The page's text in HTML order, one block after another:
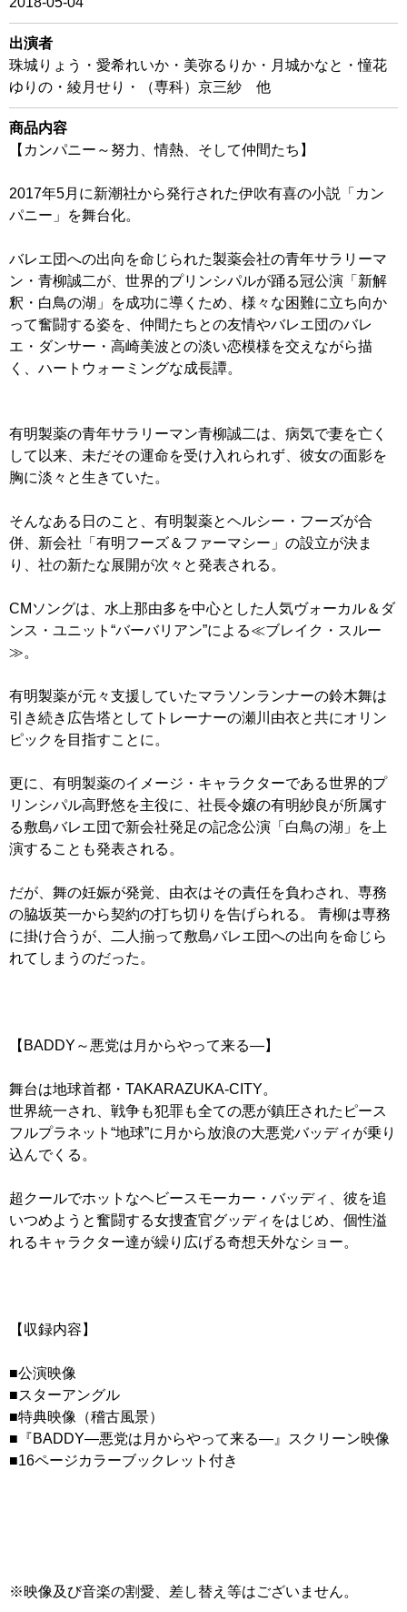
出演者
珠城りょう・愛希れいか・美弥るりか・月城かなと・憧花
ゆりの・綾月せり・（専科）京三紗 他
商品内容
【カンパニー～努力、情熱、そして仲間たち】
2017年5月に新潮社から発行された伊吹有喜の小説「カン
パニー」を舞台化。
バレエ団への出向を命じられた製薬会社の青年サラリーマ
ン・青柳誠二が、世界的プリンシパルが踊る冠公演「新解
釈・白鳥の湖」を成功に導くため、様々な困難に立ち向か
って奮闘する姿を、仲間たちとの友情やバレエ団のバレ
エ・ダンサー・高崎美波との淡い恋模様を交えながら描
く、ハートウォーミングな成長譚。
有明製薬の青年サラリーマン青柳誠二は、病気で妻を亡く
して以来、未だその運命を受け入れられず、彼女の面影を
胸に淡々と生きていた。
そんなある日のこと、有明製薬とヘルシー・フーズが合
併、新会社「有明フーズ＆ファーマシー」の設立が決ま
り、社の新たな展開が次々と発表される。
CMソングは、水上那由多を中心とした人気ヴォーカル＆ダ
ンス・ユニット“バーバリアン”による≪ブレイク・スルー
≫。
有明製薬が元々支援していたマラソンランナーの鈴木舞は
引き続き広告塔としてトレーナーの瀬川由衣と共にオリン
ピックを目指すことに。
更に、有明製薬のイメージ・キャラクターである世界的プ
リンシパル高野悠を主役に、社長令嬢の有明紗良が所属す
る敷島バレエ団で新会社発足の記念公演「白鳥の湖」を上
演することも発表される。
だが、舞の妊娠が発覚、由衣はその責任を負わされ、専務
の脇坂英一から契約の打ち切りを告げられる。 青柳は専務
に掛け合うが、二人揃って敷島バレエ団への出向を命じら
れてしまうのだった。
【BADDY～悪党は月からやって来る―】
舞台は地球首都・TAKARAZUKA-CITY。
世界統一され、戦争も犯罪も全ての悪が鎮圧されたピース
フルプラネット“地球”に月から放浪の大悪党バッディが乗り
込んでくる。
超クールでホットなヘビースモーカー・バッディ、彼を追
いつめようと奮闘する女捜査官グッディをはじめ、個性溢
れるキャラクター達が繰り広げる奇想天外なショー。
【収録内容】
■公演映像
■スターアングル
■特典映像（稽古風景）
■『BADDY―悪党は月からやって来る―』スクリーン映像
■16ページカラーブックレット付き
※映像及び音楽の割愛、差し替え等はございません。